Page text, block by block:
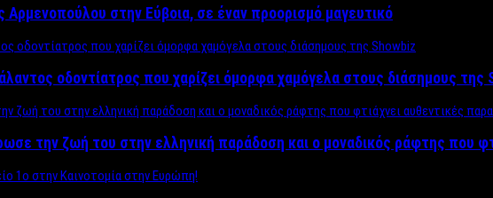
Αρμενοπούλου στην Εύβοια, σε έναν προορισμό μαγευτικό
οδοντίατρος που χαρίζει όμορφα χαμόγελα στους διάσημους της
την ζωή του στην ελληνική παράδοση και ο μοναδικός ράφτης που